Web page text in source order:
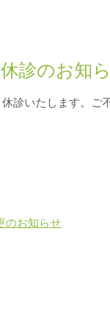
診のお知
診いたします。ご
のお知らせ